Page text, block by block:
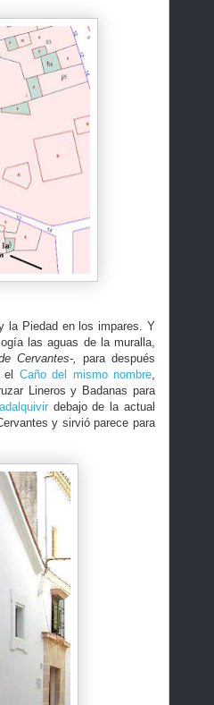
la Piedad en los impares. Y
las aguas de la muralla,
Cervantes-, para después
el Caño del mismo nombre,
Lineros y Badanas para
debajo de la actual
y sirvió parece para